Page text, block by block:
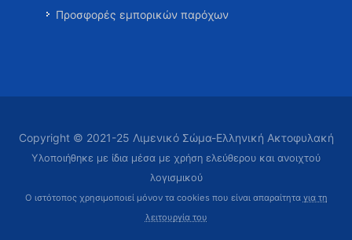
Προσφορές εμπορικών παρόχων
Copyright © 2021-25 Λιμενικό Σώμα-Ελληνική Ακτοφυλακή
Υλοποιήθηκε με ίδια μέσα με χρήση ελεύθερου και ανοιχτού
λογισμικού
Ο ιστότοπος χρησιμοποιεί μόνον τα cookies που είναι απαραίτητα για τη
λειτουργία του